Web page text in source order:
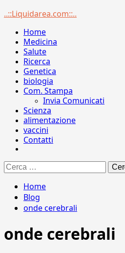
Menu
..::Liquidarea.com::..
Home
Medicina
Salute
Ricerca
Genetica
biologia
Com. Stampa
Invia Comunicati
Scienza
alimentazione
vaccini
Contatti
Ricerca
per:
Home
Blog
onde cerebrali
onde cerebrali